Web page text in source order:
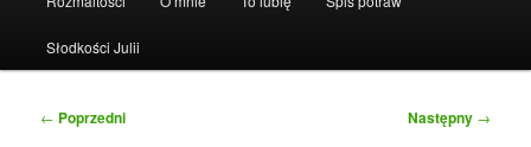
Słodkości Julii
Nawigacja
← Poprzedni Następny →